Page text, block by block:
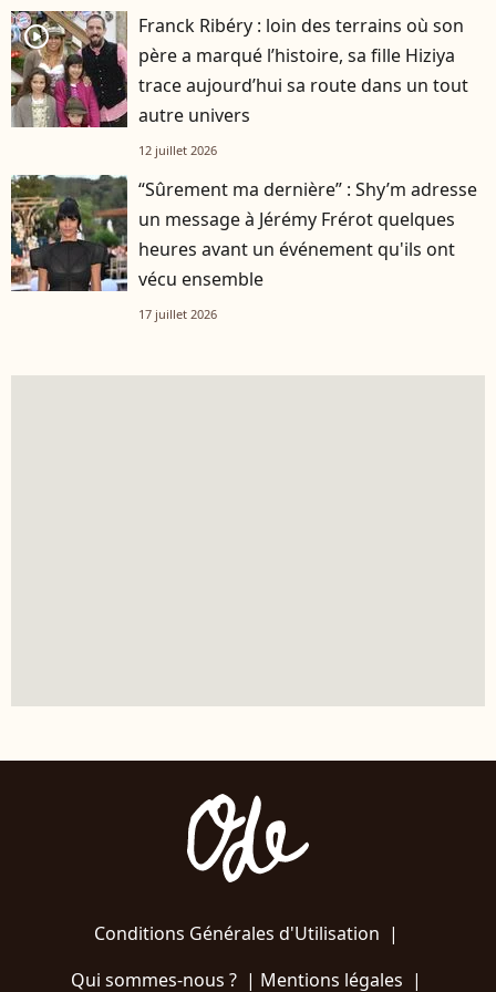
player2
Franck Ribéry : loin des terrains où son
père a marqué l’histoire, sa fille Hiziya
trace aujourd’hui sa route dans un tout
autre univers
12 juillet 2026
“Sûrement ma dernière” : Shy’m adresse
un message à Jérémy Frérot quelques
heures avant un événement qu'ils ont
vécu ensemble
17 juillet 2026
Conditions Générales d'Utilisation |
Qui sommes-nous ?| Mentions légales |